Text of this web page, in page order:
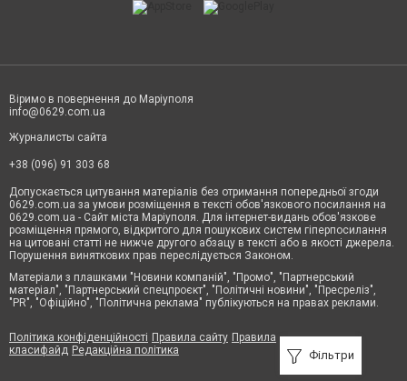
Фільтри
Віримо в повернення до Маріуполя
info@0629.com.ua
Журналисты сайта
+38 (096) 91 303 68
Допускається цитування матеріалів без отримання попередньої згоди
0629.com.ua за умови розміщення в тексті обов'язкового посилання на
0629.com.ua - Сайт міста Маріуполя. Для інтернет-видань обов'язкове
розміщення прямого, відкритого для пошукових систем гіперпосилання
на цитовані статті не нижче другого абзацу в тексті або в якості джерела.
Порушення виняткових прав переслідується Законом.
Матеріали з плашками "Новини компаній", "Промо", "Партнерський
матеріал", "Партнерський спецпроєкт", "Політичні новини", "Пресреліз",
"PR", "Офіційно", "Політична реклама" публікуються на правах реклами.
Політика конфіденційності Правила сайту Правила
класифайд Редакційна політика